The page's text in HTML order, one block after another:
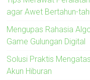
agar Awet Bertahun-
Mengupas Rahasia
Game Gulungan Digital
Solusi Praktis
Akun Hiburan